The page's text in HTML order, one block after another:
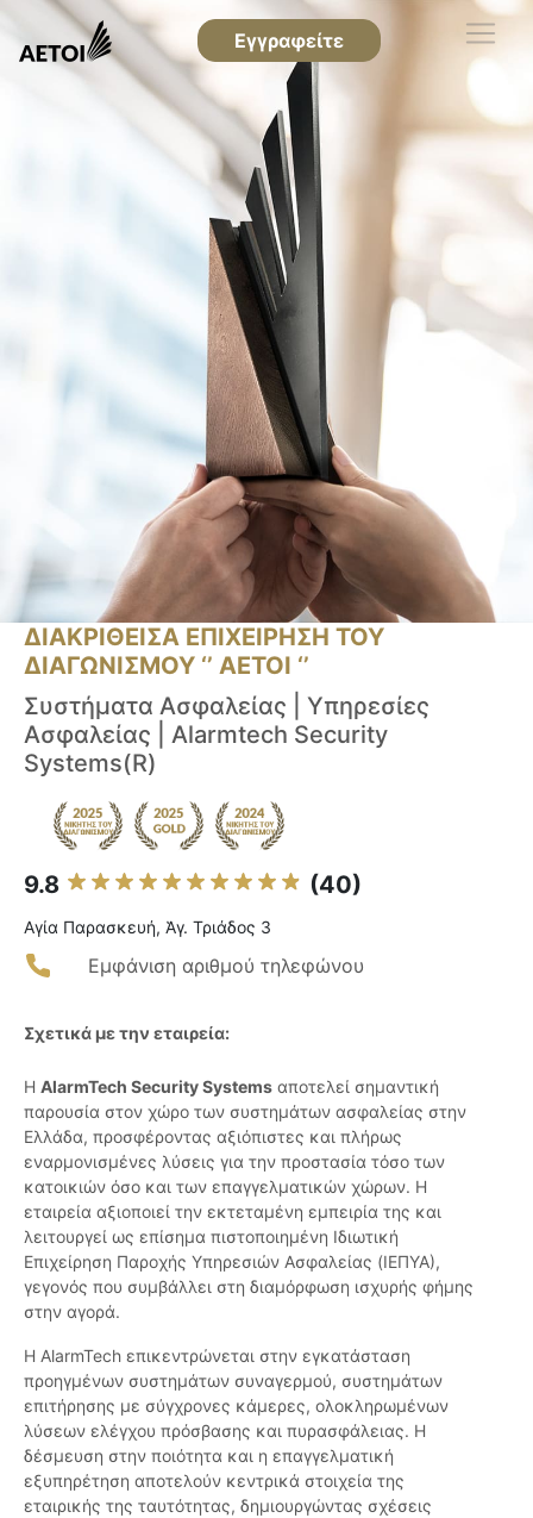
Εγγραφείτε
ΔΙΑΚΡΙΘΕΙΣΑ ΕΠΙΧΕΙΡΗΣΗ ΤΟΥ
ΔΙΑΓΩΝΙΣΜΟΥ ‘’ ΑΕΤΟΙ ‘’
Συστήματα Ασφαλείας | Υπηρεσίες
Ασφαλείας | Alarmtech Security
Systems(R)
9.8 (40)
Αγία Παρασκευή, Ἁγ. Τριάδος 3
Εμφάνιση αριθμού τηλεφώνου
Σχετικά με την εταιρεία:
Η AlarmTech Security Systems αποτελεί σημαντική
παρουσία στον χώρο των συστημάτων ασφαλείας στην
Ελλάδα, προσφέροντας αξιόπιστες και πλήρως
εναρμονισμένες λύσεις για την προστασία τόσο των
κατοικιών όσο και των επαγγελματικών χώρων. Η
εταιρεία αξιοποιεί την εκτεταμένη εμπειρία της και
λειτουργεί ως επίσημα πιστοποιημένη Ιδιωτική
Επιχείρηση Παροχής Υπηρεσιών Ασφαλείας (ΙΕΠΥΑ),
γεγονός που συμβάλλει στη διαμόρφωση ισχυρής φήμης
στην αγορά.
Η AlarmTech επικεντρώνεται στην εγκατάσταση
προηγμένων συστημάτων συναγερμού, συστημάτων
επιτήρησης με σύγχρονες κάμερες, ολοκληρωμένων
λύσεων ελέγχου πρόσβασης και πυρασφάλειας. Η
δέσμευση στην ποιότητα και η επαγγελματική
εξυπηρέτηση αποτελούν κεντρικά στοιχεία της
εταιρικής της ταυτότητας, δημιουργώντας σχέσεις